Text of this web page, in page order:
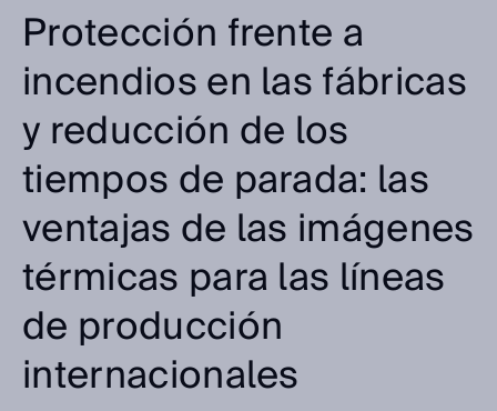
Protección frente a
incendios en las fábricas
y reducción de los
tiempos de parada: las
ventajas de las imágenes
térmicas para las líneas
de producción
internacionales